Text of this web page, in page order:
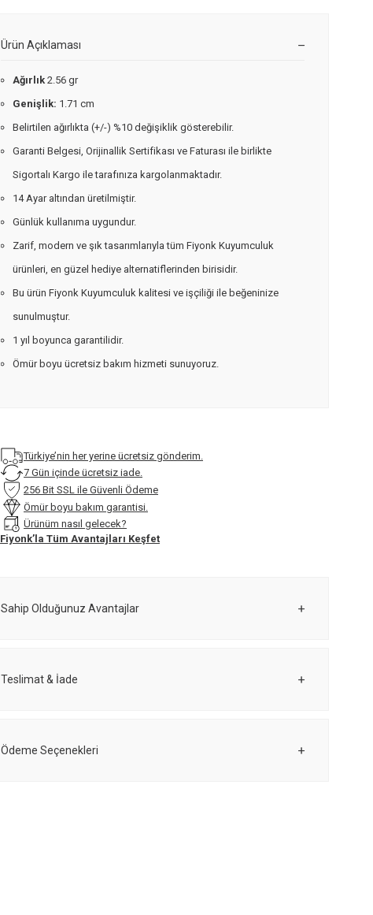
Ürün Açıklaması
Ağırlık 2.56 gr
Genişlik: 1.71 cm
Belirtilen ağırlıkta (+/-) %10 değişiklik gösterebilir.
Garanti Belgesi, Orijinallik Sertifikası ve Faturası ile birlikte
Sigortalı Kargo ile tarafınıza kargolanmaktadır.
14 Ayar altından üretilmiştir.
Günlük kullanıma uygundur.
Zarif, modern ve şık tasarımlarıyla tüm Fiyonk Kuyumculuk
ürünleri, en güzel hediye alternatiflerinden birisidir.
Bu ürün Fiyonk Kuyumculuk kalitesi ve işçiliği ile beğeninize
sunulmuştur.
1 yıl boyunca garantilidir.
Ömür boyu ücretsiz bakım hizmeti sunuyoruz.
Türkiye’nin her yerine ücretsiz gönderim.
7 Gün içinde ücretsiz iade.
256 Bit SSL ile Güvenli Ödeme
Ömür boyu bakım garantisi.
Ürünüm nasıl gelecek?
Fiyonk’la Tüm Avantajları Keşfet
Sahip Olduğunuz Avantajlar
Teslimat & İade
Ödeme Seçenekleri